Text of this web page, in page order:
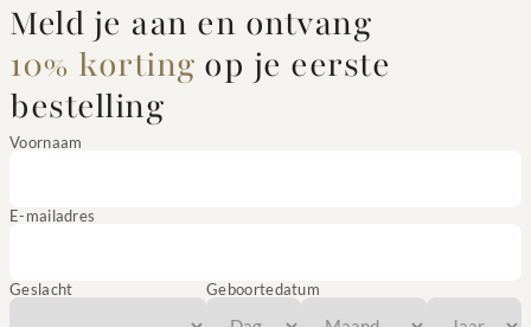
Meld je aan en ontvang
10% korting op je eerste
bestelling
Voornaam
E-mailadres
Geslacht Geboortedatum